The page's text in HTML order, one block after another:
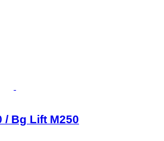
/ Bg Lift M250